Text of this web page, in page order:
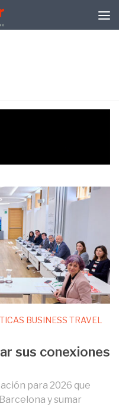
BUSINESS TRAVEL
sus conexiones
para 2026 que
y sumar